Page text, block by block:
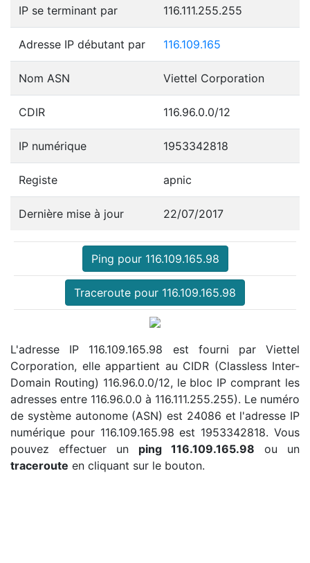
IP se terminant par 116.111.255.255
Adresse IP débutant par 116.109.165
Nom ASN Viettel Corporation
CDIR 116.96.0.0/12
IP numérique 1953342818
Registe apnic
Dernière mise à jour 22/07/2017
Ping pour 116.109.165.98
Traceroute pour 116.109.165.98
L'adresse IP 116.109.165.98 est fourni par Viettel
Corporation, elle appartient au CIDR (Classless Inter-
Domain Routing) 116.96.0.0/12, le bloc IP comprant les
adresses entre 116.96.0.0 à 116.111.255.255). Le numéro
de système autonome (ASN) est 24086 et l'adresse IP
numérique pour 116.109.165.98 est 1953342818. Vous
pouvez effectuer un ping 116.109.165.98 ou un
traceroute en cliquant sur le bouton.